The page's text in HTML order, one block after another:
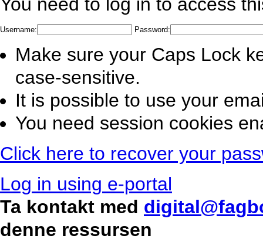
You need to log in to access
Username: Password:
Make sure your Caps Lock
case-sensitive.
It is possible to use your
You need session cookies
Click here to recover your
Log in using e-portal
Ta kontakt med
denne ressursen